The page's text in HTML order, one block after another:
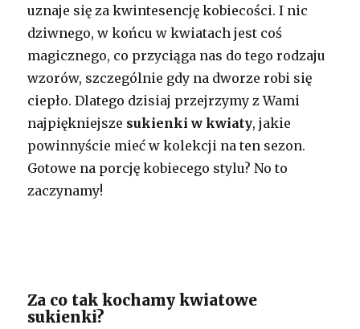
uznaje się za kwintesencję kobiecości. I nic
dziwnego, w końcu w kwiatach jest coś
magicznego, co przyciąga nas do tego rodzaju
wzorów, szczególnie gdy na dworze robi się
ciepło. Dlatego dzisiaj przejrzymy z Wami
najpiękniejsze sukienki w kwiaty, jakie
powinnyście mieć w kolekcji na ten sezon.
Gotowe na porcję kobiecego stylu? No to
zaczynamy!
Za co tak kochamy kwiatowe
sukienki?